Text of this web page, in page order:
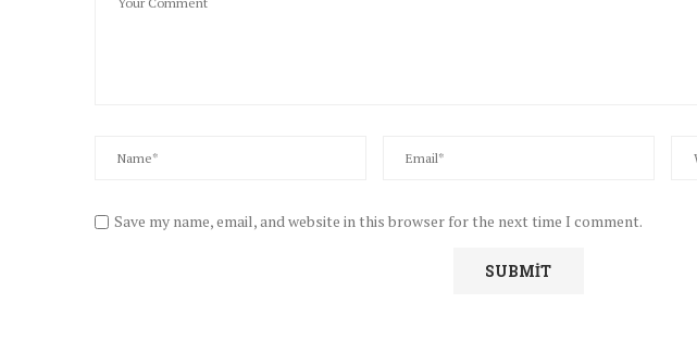
Save my name, email, and website in this browser for the next time I comment.